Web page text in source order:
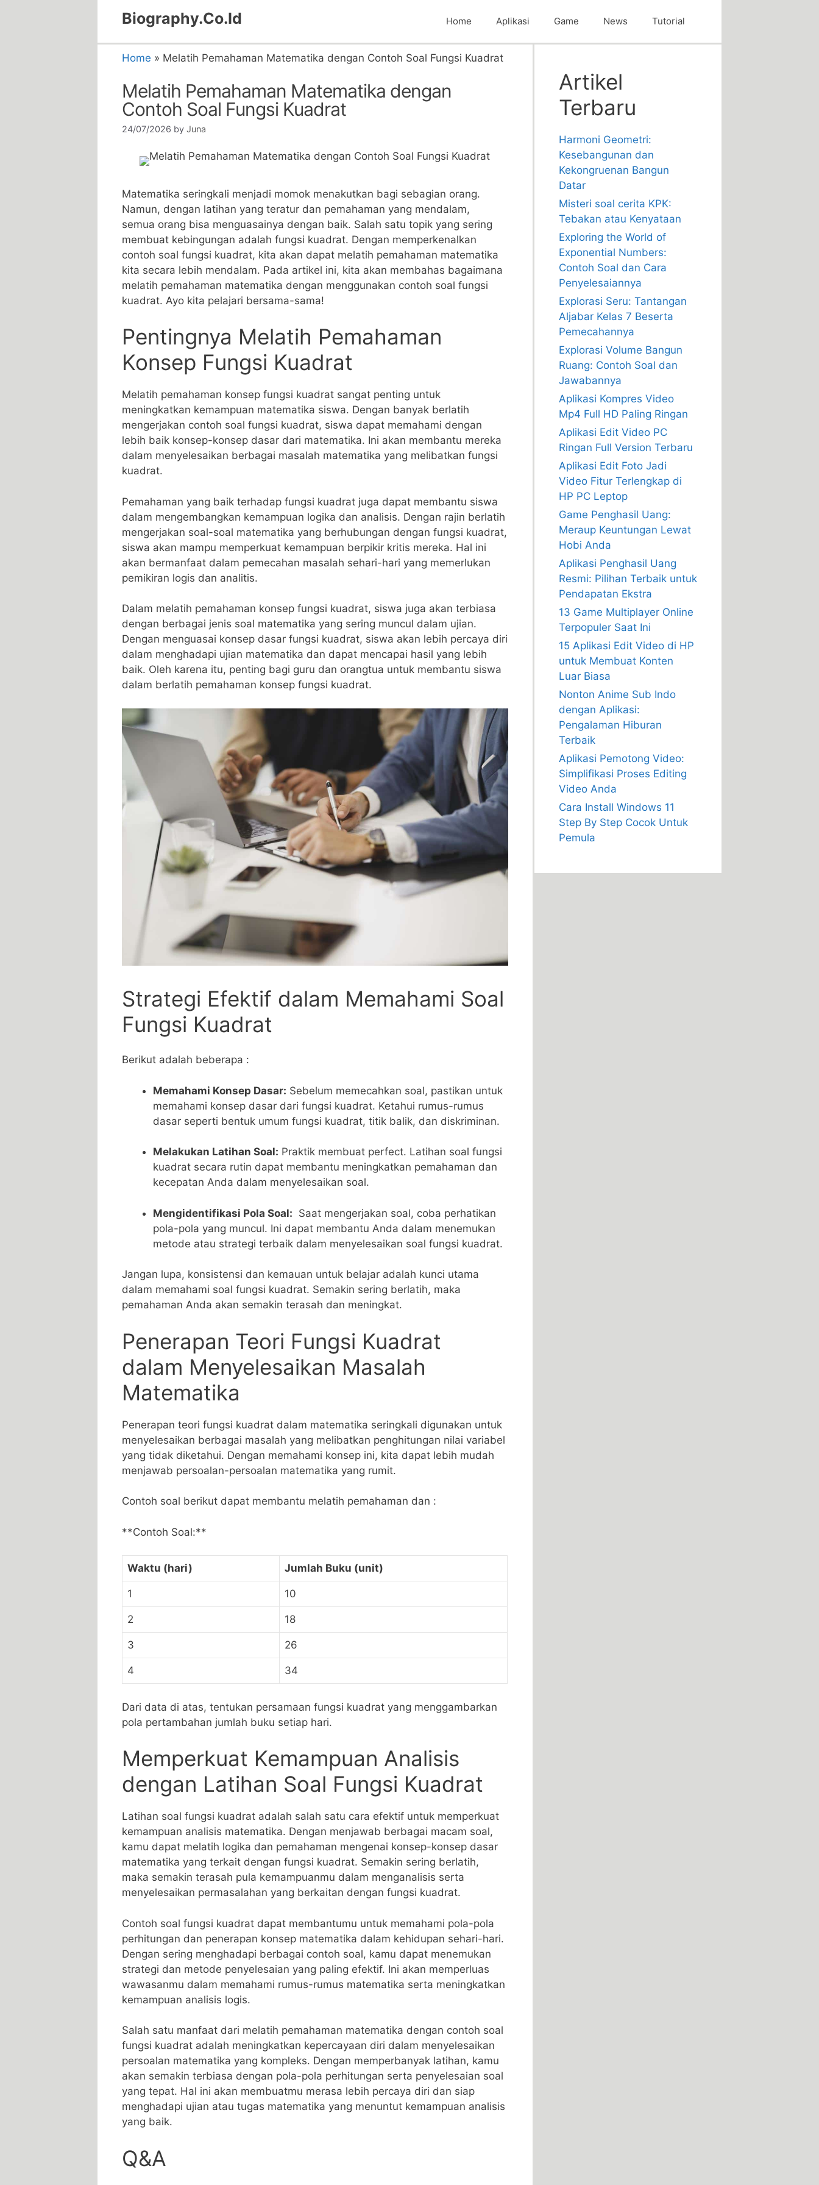
Biography.Co.Id Home Aplikasi Game News Tutorial
Home » Melatih Pemahaman Matematika dengan Contoh Soal Fungsi Kuadrat
Melatih Pemahaman Matematika dengan
Contoh Soal Fungsi Kuadrat
24/07/2026 by Juna
Matematika‌ seringkali menjadi momok menakutkan‌ bagi sebagian orang.
‍Namun, dengan latihan yang teratur dan pemahaman⁢ yang ⁤mendalam,
semua orang bisa ‌menguasainya dengan baik. Salah satu topik yang sering
membuat kebingungan adalah fungsi kuadrat. Dengan memperkenalkan
contoh soal​ fungsi ⁢kuadrat, kita akan dapat melatih pemahaman ​matematika
kita ​secara‌ lebih mendalam. Pada artikel ini, kita akan ‍membahas bagaimana​
melatih pemahaman matematika dengan menggunakan contoh soal fungsi​
kuadrat. Ayo kita pelajari bersama-sama!
Pentingnya ⁣Melatih Pemahaman
Konsep Fungsi Kuadrat
Melatih pemahaman konsep fungsi ‍kuadrat sangat penting untuk
meningkatkan kemampuan matematika siswa.‌ Dengan banyak berlatih
mengerjakan⁤ contoh soal ⁢fungsi​ kuadrat, siswa dapat memahami dengan
lebih baik konsep-konsep dasar dari matematika. Ini akan membantu mereka
dalam​ menyelesaikan berbagai masalah matematika ‍yang melibatkan fungsi
kuadrat.
Pemahaman yang baik terhadap fungsi ‌kuadrat juga dapat membantu siswa
dalam mengembangkan kemampuan logika dan analisis. Dengan rajin berlatih
mengerjakan soal-soal matematika yang ⁤berhubungan dengan fungsi kuadrat,
‌siswa akan mampu memperkuat kemampuan berpikir kritis ⁤mereka. Hal ini
akan bermanfaat dalam pemecahan masalah sehari-hari yang memerlukan
pemikiran logis dan analitis.
Dalam melatih pemahaman konsep fungsi kuadrat, siswa juga akan terbiasa
dengan berbagai jenis ​soal matematika yang sering ‌muncul dalam ujian.
Dengan menguasai konsep‍ dasar fungsi kuadrat, siswa akan⁣ lebih percaya diri
dalam menghadapi ujian ⁤matematika dan dapat mencapai hasil yang ‌lebih
baik. Oleh karena itu, penting ⁤bagi guru dan orangtua untuk membantu ‍siswa
dalam⁤ berlatih pemahaman​ konsep⁢ fungsi kuadrat.
Strategi Efektif dalam Memahami Soal
Fungsi Kuadrat
Berikut adalah beberapa :
Memahami Konsep Dasar: Sebelum memecahkan soal, pastikan untuk
memahami konsep dasar ‍dari ⁣fungsi kuadrat. Ketahui‌ rumus-rumus
dasar seperti⁤ bentuk umum fungsi kuadrat, titik balik, dan diskriminan.
Melakukan ‌Latihan ​Soal: Praktik membuat perfect. Latihan soal‍ fungsi
kuadrat secara⁣ rutin dapat membantu meningkatkan pemahaman‌ dan
kecepatan Anda dalam menyelesaikan soal.
Mengidentifikasi Pola Soal: ‍ Saat mengerjakan soal, coba perhatikan
pola-pola ‍yang muncul. ​Ini dapat ⁢membantu Anda dalam menemukan
metode atau strategi terbaik dalam menyelesaikan soal fungsi ⁣kuadrat.
Jangan lupa, konsistensi dan ‌kemauan untuk belajar adalah kunci utama
dalam memahami soal ⁤fungsi kuadrat. Semakin sering berlatih, maka
‌pemahaman Anda akan semakin terasah dan meningkat.
Penerapan Teori Fungsi ⁢Kuadrat
dalam ⁣Menyelesaikan Masalah‌
Matematika
Penerapan teori fungsi kuadrat dalam matematika seringkali digunakan⁢ untuk
menyelesaikan berbagai ⁢masalah yang melibatkan penghitungan nilai variabel
yang ⁣tidak ‌diketahui. Dengan⁤ memahami​ konsep ini, kita dapat lebih mudah
menjawab persoalan-persoalan matematika ⁣yang⁤ rumit.
Contoh soal berikut dapat membantu ⁢melatih pemahaman dan :
**Contoh Soal:**
Waktu (hari) Jumlah‍ Buku (unit)
1 10
2 18
3 26
4 34
Dari data ⁣di atas, tentukan persamaan fungsi⁤ kuadrat yang menggambarkan
pola‍ pertambahan jumlah ⁢buku setiap hari.
Memperkuat⁤ Kemampuan‌ Analisis
dengan Latihan Soal Fungsi‌ Kuadrat
Latihan soal fungsi kuadrat adalah salah satu cara efektif untuk memperkuat
‌kemampuan analisis matematika. Dengan menjawab ⁢berbagai macam soal,
kamu dapat melatih logika dan pemahaman mengenai konsep-konsep dasar
matematika⁣ yang terkait⁤ dengan fungsi ⁣kuadrat. Semakin sering ‌berlatih,
maka semakin terasah pula kemampuanmu dalam menganalisis‌ serta
menyelesaikan permasalahan yang‍ berkaitan dengan fungsi kuadrat.
Contoh soal ‍fungsi kuadrat dapat membantumu untuk memahami pola-pola⁤
perhitungan dan penerapan konsep⁣ matematika dalam kehidupan sehari-hari.
Dengan⁤ sering menghadapi‍ berbagai contoh soal, kamu dapat‍ menemukan‍
strategi dan metode ⁤penyelesaian yang paling efektif. Ini akan memperluas
wawasanmu dalam memahami rumus-rumus matematika serta meningkatkan
kemampuan analisis logis.
Salah satu ⁣manfaat dari melatih pemahaman matematika dengan contoh soal
fungsi kuadrat adalah meningkatkan kepercayaan diri dalam menyelesaikan
persoalan matematika yang kompleks. Dengan‌ memperbanyak latihan, kamu⁢
akan semakin terbiasa dengan pola-pola perhitungan serta‌ penyelesaian soal ​
yang tepat. Hal ini akan membuatmu merasa ‍lebih percaya diri dan siap
menghadapi ujian ​atau tugas matematika ⁢yang⁣ menuntut kemampuan analisis
yang baik.
Q&A
Artikel
Terbaru
Harmoni Geometri:
Kesebangunan dan
Kekongruenan Bangun
Datar
Misteri soal cerita KPK:
Tebakan atau Kenyataan
Exploring the World of
Exponential Numbers:
Contoh Soal dan Cara
Penyelesaiannya
Explorasi Seru: Tantangan
Aljabar Kelas 7 Beserta
Pemecahannya
Explorasi Volume Bangun
Ruang: Contoh Soal dan
Jawabannya
Aplikasi Kompres Video
Mp4 Full HD Paling Ringan
Aplikasi Edit Video PC
Ringan Full Version Terbaru
Aplikasi Edit Foto Jadi
Video Fitur Terlengkap di
HP PC Leptop
Game Penghasil Uang:
Meraup Keuntungan Lewat
Hobi Anda
Aplikasi Penghasil Uang
Resmi: Pilihan Terbaik untuk
Pendapatan Ekstra
13 Game Multiplayer Online
Terpopuler Saat Ini
15 Aplikasi Edit Video di HP
untuk Membuat Konten
Luar Biasa
Nonton Anime Sub Indo
dengan Aplikasi:
Pengalaman Hiburan
Terbaik
Aplikasi Pemotong Video:
Simplifikasi Proses Editing
Video Anda
Cara Install Windows 11
Step By Step Cocok Untuk
Pemula